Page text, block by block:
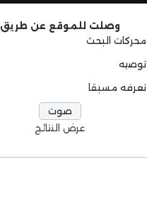
وصلت للموقع عن طريق
محركات البحث
توصيه
تعرفه مسبقا
عرض النتائج